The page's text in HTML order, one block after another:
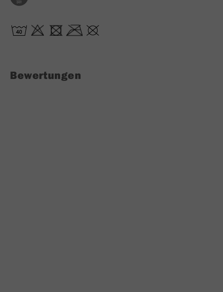
Bewertungen